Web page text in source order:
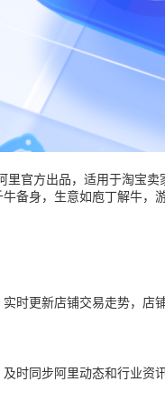
里官方出品，适用于淘宝
备身，生意如庖丁解牛，游
时更新店铺交易走势，店
时同步阿里动态和行业资